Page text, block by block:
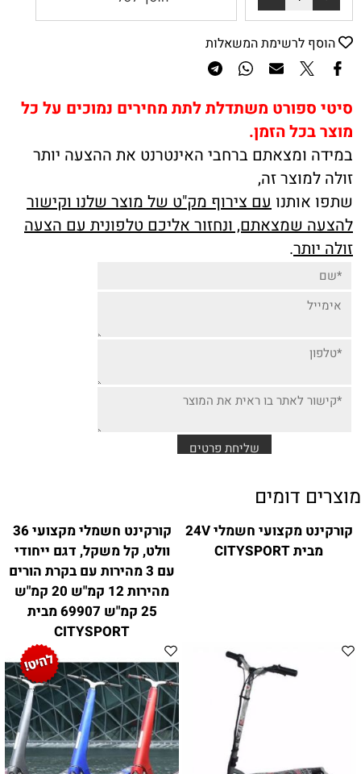
הוסף לרשימת המשאלות
סיטי ספורט משתדלת לתת מחירים נמוכים על כל
מוצר בכל הזמן.
במידה ומצאתם ברחבי האינטרנט את ההצעה יותר
זולה למוצר זה,
שתפו אותנו עם צירוף מק"ט של מוצר שלנו וקישור
להצעה שמצאתם, ונחזור אליכם טלפונית עם הצעה
זולה יותר.
מוצרים דומים
קורקינט מקצועי חשמלי 24V
מבית CITYSPORT
קורקינט חשמלי מקצועי 36
וולט, קל משקל, דגם ייחודי
עם 3 מהירות עם בקרת הורים
מהירות 12 קמ"ש 20 קמ"ש
25 קמ"ש 69907 מבית
CITYSPORT